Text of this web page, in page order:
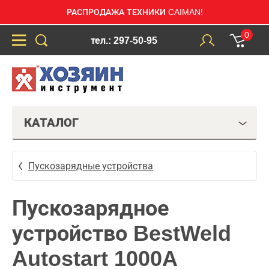
РАСПРОДАЖА ТЕХНИКИ CAIMAN!
тел.: 297-50-95
0
КАТАЛОГ
Пускозарядные устройства
Пускозарядное
устройство BestWeld
Autostart 1000A